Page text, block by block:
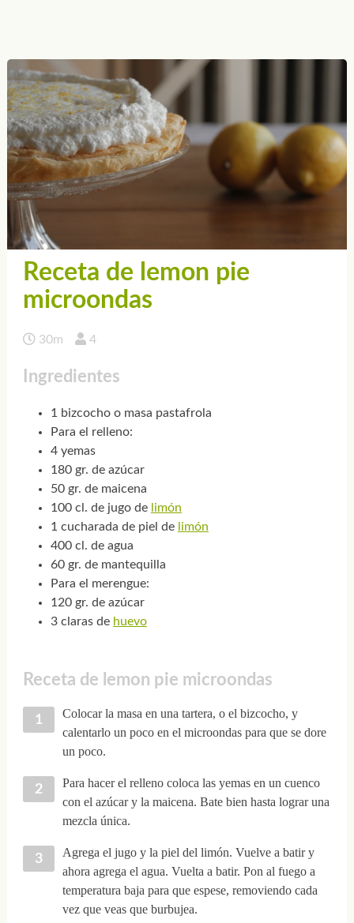
Receta de lemon pie
microondas
30m 4
Ingredientes
1 bizcocho o masa pastafrola
Para el relleno:
4 yemas
180 gr. de azúcar
50 gr. de maicena
100 cl. de jugo de limón
1 cucharada de piel de limón
400 cl. de agua
60 gr. de mantequilla
Para el merengue:
120 gr. de azúcar
3 claras de huevo
Receta de lemon pie microondas
Colocar la masa en una tartera, o el bizcocho, y
calentarlo un poco en el microondas para que se dore
un poco.
Para hacer el relleno coloca las yemas en un cuenco
con el azúcar y la maicena. Bate bien hasta lograr una
mezcla única.
Agrega el jugo y la piel del limón. Vuelve a batir y
ahora agrega el agua. Vuelta a batir. Pon al fuego a
temperatura baja para que espese, removiendo cada
vez que veas que burbujea.